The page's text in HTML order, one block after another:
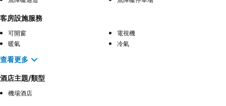
客房設施服務
可開窗
電視機
暖氣
冷氣
查看更多
酒店主題/類型
機場酒店